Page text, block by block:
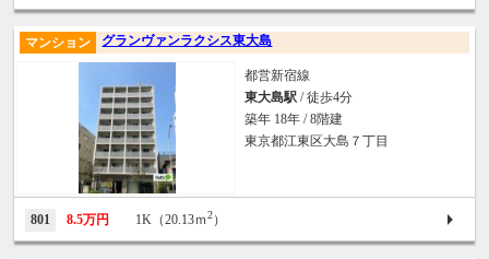
グランヴァンラクシス東大島
マンション
都営新宿線
東大島駅 / 徒歩4分
築年 18年 / 8階建
東京都江東区大島７丁目
801 8.5万円 1K（20.13ｍ2）